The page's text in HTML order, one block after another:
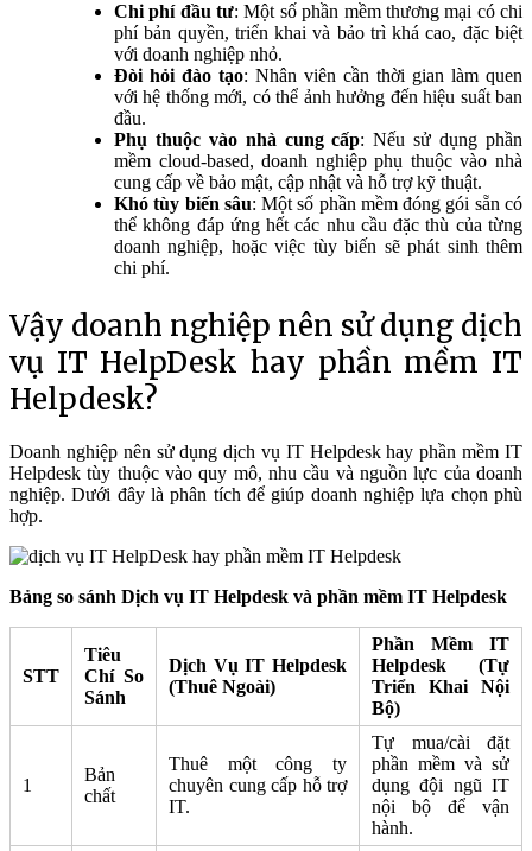
Chi phí đầu tư: Một số phần mềm thương mại có chi
phí bản quyền, triển khai và bảo trì khá cao, đặc biệt
với doanh nghiệp nhỏ.
Đòi hỏi đào tạo: Nhân viên cần thời gian làm quen
với hệ thống mới, có thể ảnh hưởng đến hiệu suất ban
đầu.
Phụ thuộc vào nhà cung cấp: Nếu sử dụng phần
mềm cloud-based, doanh nghiệp phụ thuộc vào nhà
cung cấp về bảo mật, cập nhật và hỗ trợ kỹ thuật.
Khó tùy biến sâu: Một số phần mềm đóng gói sẵn có
thể không đáp ứng hết các nhu cầu đặc thù của từng
doanh nghiệp, hoặc việc tùy biến sẽ phát sinh thêm
chi phí.
Vậy doanh nghiệp nên sử dụng dịch
vụ IT HelpDesk hay phần mềm IT
Helpdesk?
Doanh nghiệp nên sử dụng dịch vụ IT Helpdesk hay phần mềm IT
Helpdesk tùy thuộc vào quy mô, nhu cầu và nguồn lực của doanh
nghiệp. Dưới đây là phân tích để giúp doanh nghiệp lựa chọn phù
hợp.
Bảng so sánh Dịch vụ IT Helpdesk và phần mềm IT Helpdesk
STT
Tiêu
Chí So
Sánh
Dịch Vụ IT Helpdesk
(Thuê Ngoài)
Phần Mềm IT
Helpdesk (Tự
Triển Khai Nội
Bộ)
1
Bản
chất
Thuê một công ty
chuyên cung cấp hỗ trợ
IT.
Tự mua/cài đặt
phần mềm và sử
dụng đội ngũ IT
nội bộ để vận
hành.